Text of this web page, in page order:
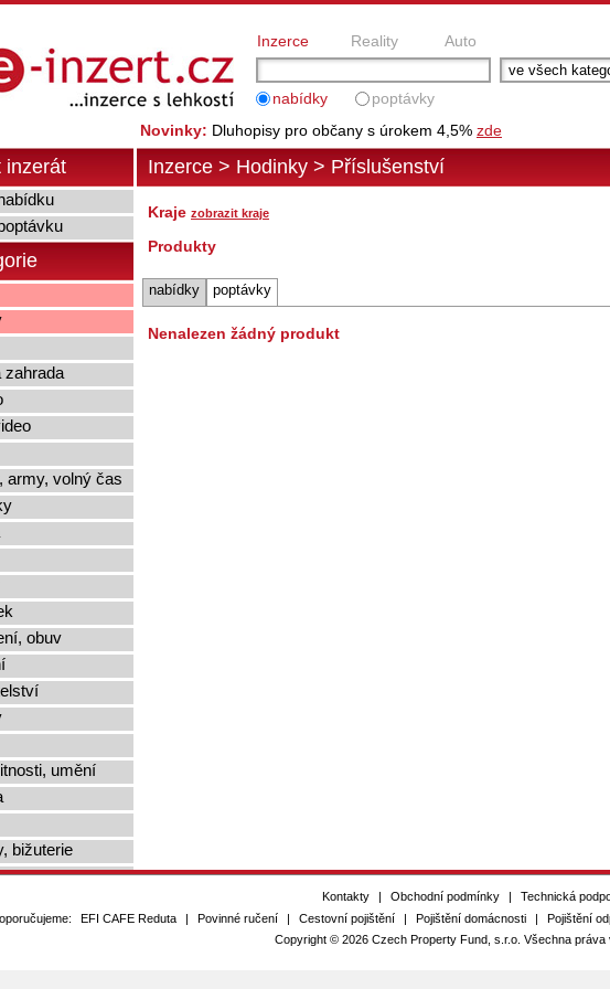
Inzerce Reality Auto
nabídky
poptávky
Novinky: Dluhopisy pro občany s úrokem 4,5% zde
Inzerce > Hodinky > Příslušenství
Kraje zobrazit kraje
Produkty
nabídky poptávky
Nenalezen žádný produkt
inzerát
zahrada
army, volný čas
obuv
umění
bižuterie
Kontakty | Obchodní podmínky |
Technická
EFI CAFE Reduta | Povinné ručení | Cestovní pojištění | Pojištění domácnosti | Pojištění
Copyright © 2026 Czech Property Fund, s.r.o. Všechna práva